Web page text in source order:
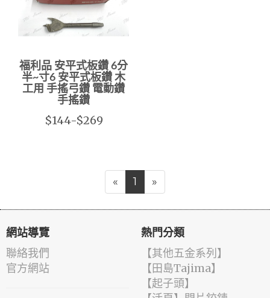
福利品 安平式板鑽 6分
半~寸6 安平式板鑽 木
工用 手搖弓鑽 電動鑽
手搖鑽
$144-$269
« 1 »
網站導覽
聯絡我們
官方網站
熱門分類
【其他五金系列】
【田島Tajima】
【起子頭】